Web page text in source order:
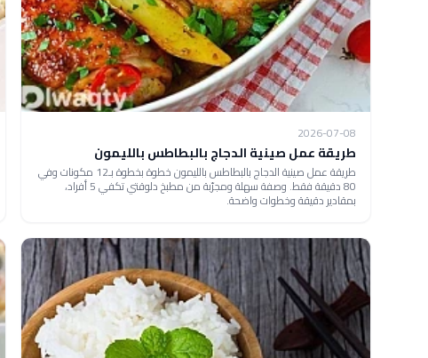
2026-07-08
طريقة عمل صينية الدجاج بالبطاطس بالليمون
طريقة عمل صينية الدجاج بالبطاطس بالليمون خطوة بخطوة بـ12 مكونات وفي
80 دقيقة فقط. وصفة سهلة ومجرّبة من مطبخ دلوقتي تكفي 5 أفراد،
بمقادير دقيقة وخطوات واضحة.